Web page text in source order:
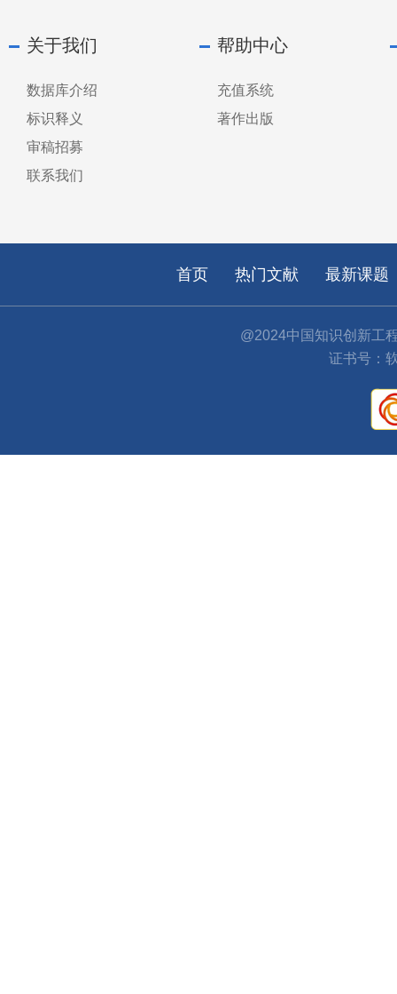
关于我们
数据库介绍
标识释义
审稿招募
联系我们
帮助中心
充值系统
著作出版
首页 热门文献 最新课题
@2024中国知识创新工
证书号：